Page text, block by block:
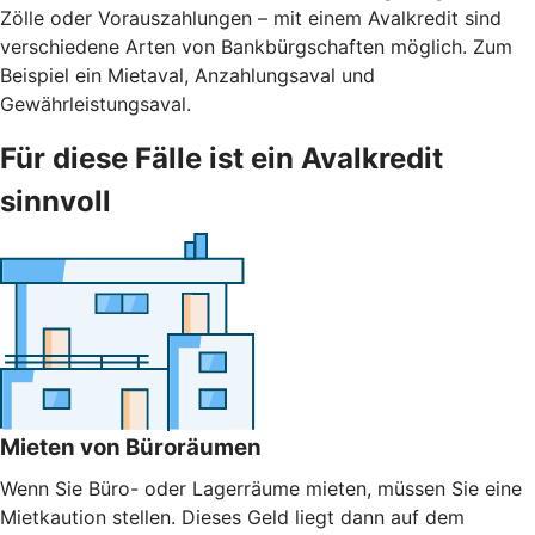
Zölle oder Vorauszahlungen – mit einem Avalkredit sind
verschiedene Arten von Bankbürgschaften möglich. Zum
Beispiel ein Mietaval, Anzahlungsaval und
Gewährleistungsaval.
Für diese Fälle ist ein Avalkredit
sinnvoll
Mieten von Büroräumen
Wenn Sie Büro- oder Lagerräume mieten, müssen Sie eine
Mietkaution stellen. Dieses Geld liegt dann auf dem